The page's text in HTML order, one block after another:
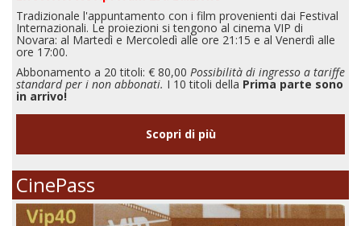
Tradizionale l'appuntamento con i film provenienti dai Festival
Internazionali. Le proiezioni si tengono al cinema VIP di
Novara: al Martedì e Mercoledì alle ore 21:15 e al Venerdì alle
ore 17:00.
Abbonamento a 20 titoli: € 80,00 Possibilità di ingresso a tariffe
standard per i non abbonati. I 10 titoli della Prima parte sono
in arrivo!
Scopri di più
CinePass